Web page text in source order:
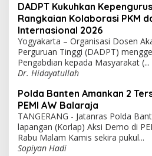
DADPT Kukuhkan
Rangkaian Kolaborasi PKM
Internasional 2026
Yogyakarta – Organisasi Dosen
Perguruan Tinggi (DADPT)
Pengabdian kepada Masyarakat (...
Dr. Hidayatullah
Polda Banten Amankan 2
PEMI AW Balaraja
TANGERANG - Jatanras Polda
lapangan (Korlap) Aksi Demo di
Rabu Malam Kamis sekira pukul...
Sopiyan Hadi